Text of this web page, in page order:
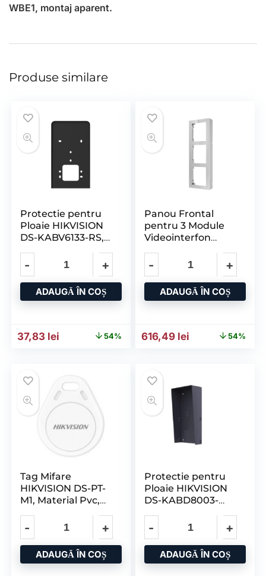
WBE1, montaj aparent.
Produse similare
Protectie pentru
Ploaie HIKVISION
DS-KABV6133-RS,
Aplicat, pentru
Seria
ADAUGĂ ÎN COȘ
Prețul inițial a fost: 82,18 lei.
37,83 lei Prețul curent este: 37,83 lei.
54%
Panou Frontal
pentru 3 Module
Videointerfon
HIKVISION Ds-Kd-
ACW3/S;
ADAUGĂ ÎN COȘ
Prețul inițial a fost:
616,49 lei Prețul curent
54%
Tag Mifare
HIKVISION DS-PT-
M1, Material Pvc,
41x32x3.5mm,
Culoare
ADAUGĂ ÎN COȘ
Protectie pentru
Ploaie HIKVISION
DS-KABD8003-
Module din Seria
ADAUGĂ ÎN COȘ